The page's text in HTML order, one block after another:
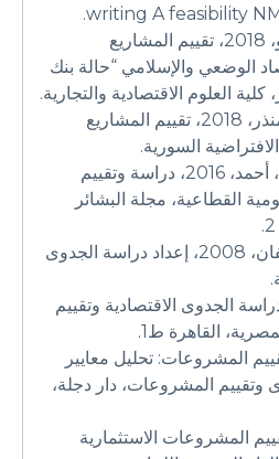
writing A feasibility
2. علي، ايدر، أحمد، ياحمو، 2018، تقييم المشاريع
الوضعي والإسلامي “حالة بنك
كلية العلوم الاقتصادية والتجارية.
3. يوسف، علي، مرهج، منذر، 2018، تقييم المشاريع
السورية.
4. نعيمة، سعيد، بوشناقة، أحمد، 2016، دراسة وتقييم
القطاعية، مجلة البشائر
5. كجة جي، صباح اسطيفان، 2008، إعداد دراسة الجدوى
زينب، 2016، دراسة الجدوى الاقتصادية وتقييم
القاهرة ط1.
يحيى، 2010، تقييم المشروعات: تحليل معايير
المشروعات، دار دجلة،
شيما، 2017، تقييم المشروعات الاستثمارية